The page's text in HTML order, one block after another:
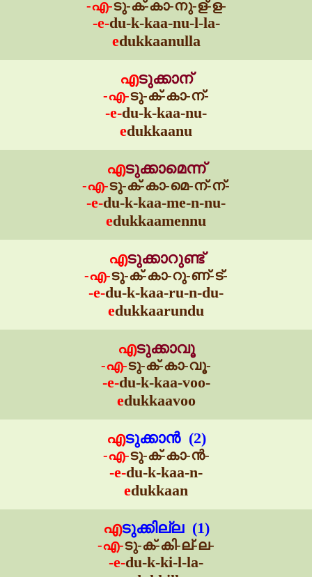
-എ-ടു-ക്-കാ-നു-ള്-ള-
-e-du-k-kaa-nu-l-la-
edukkaanulla
എടുക്കാന്
-എ-ടു-ക്-കാ-ന്-
-e-du-k-kaa-nu-
edukkaanu
എടുക്കാമെന്ന്
-എ-ടു-ക്-കാ-മെ-ന്-ന്-
-e-du-k-kaa-me-n-nu-
edukkaamennu
എടുക്കാറുണ്ട്
-എ-ടു-ക്-കാ-റു-ണ്-ട്-
-e-du-k-kaa-ru-n-du-
edukkaarundu
എടുക്കാവൂ
-എ-ടു-ക്-കാ-വൂ-
-e-du-k-kaa-voo-
edukkaavoo
എടുക്കാൻ (2)
-എ-ടു-ക്-കാ-ൻ-
-e-du-k-kaa-n-
edukkaan
എടുക്കില്ല (1)
-എ-ടു-ക്-കി-ല്-ല-
-e-du-k-ki-l-la-